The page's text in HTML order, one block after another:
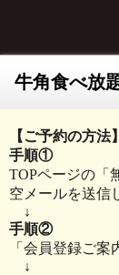
牛角食べ放
【ご予約の方法】
手順①
TOPページの「
空メールを送信
↓
手順②
「会員登録ご
↓